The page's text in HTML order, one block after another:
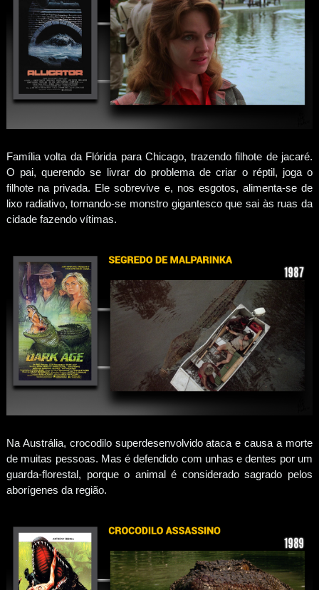
Família volta da Flórida para Chicago, trazendo filhote de jacaré.
O pai, querendo se livrar do problema de criar o réptil, joga o
filhote na privada. Ele sobrevive e, nos esgotos, alimenta-se de
lixo radiativo, tornando-se monstro gigantesco que sai às ruas da
cidade fazendo vítimas.
Na Austrália, crocodilo superdesenvolvido ataca e causa a morte
de muitas pessoas. Mas é defendido com unhas e dentes por um
guarda-florestal, porque o animal é considerado sagrado pelos
aborígenes da região.